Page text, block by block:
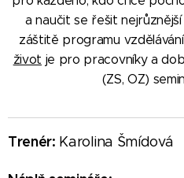
a naučit se řešit
záštitě programu
život je pro pracovníky a
(ZS, OZ)
Trenér: Karolina Šmídová